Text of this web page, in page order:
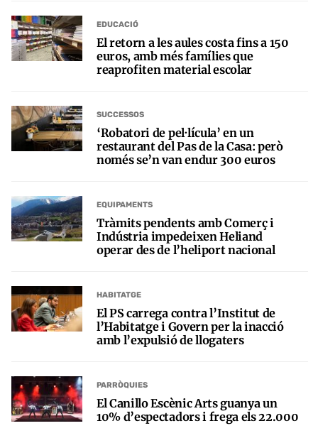
EDUCACIÓ
El retorn a les aules costa fins a 150
euros, amb més famílies que
reaprofiten material escolar
SUCCESSOS
‘Robatori de pel·lícula’ en un
restaurant del Pas de la Casa: però
només se’n van endur 300 euros
EQUIPAMENTS
Tràmits pendents amb Comerç i
Indústria impedeixen Heliand
operar des de l’heliport nacional
HABITATGE
El PS carrega contra l’Institut de
l’Habitatge i Govern per la inacció
amb l’expulsió de llogaters
PARRÒQUIES
El Canillo Escènic Arts guanya un
10% d’espectadors i frega els 22.000